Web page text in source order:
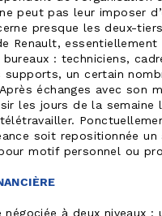
peut pas leur imposer
presque les deux-
Renault,
: techniciens,
un certain
échanges avec son
les jours de la semaine
soit repositionnée
motif personnel ou